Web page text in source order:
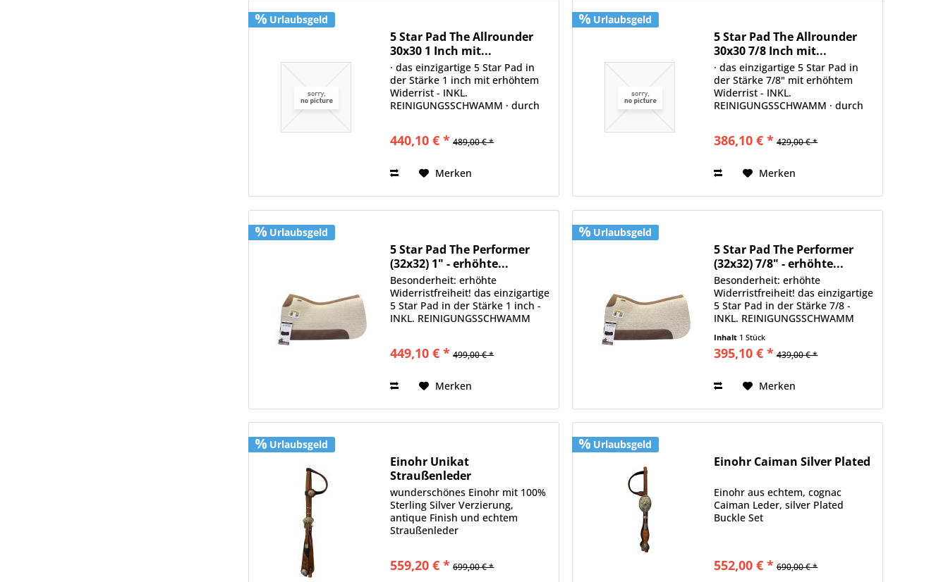
Urlaubsgeld
5 Star Pad The Allrounder
30x30 1 Inch mit...
· das einzigartige 5 Star Pad in
der Stärke 1 inch mit erhöhtem
Widerrist - INKL.
REINIGUNGSSCHWAMM · durch
weniger gegurtet werden muss ·
mehr...
440,10 € * 489,00 € *
Merken
Urlaubsgeld
5 Star Pad The Allrounder
30x30 7/8 Inch mit...
· das einzigartige 5 Star Pad in
der Stärke 7/8" mit erhöhtem
Widerrist - INKL.
REINIGUNGSSCHWAMM · durch
weniger gegurtet werden muss ·
mehr...
386,10 € * 429,00 € *
Merken
Urlaubsgeld
5 Star Pad The Performer
(32x32) 1" - erhöhte...
Besonderheit: erhöhte
Widerristfreiheit! das einzigartige
5 Star Pad in der Stärke 1 inch -
INKL. REINIGUNGSSCHWAMM
wodurch weniger gegurtet
enthällt...
449,10 € * 499,00 € *
Merken
Urlaubsgeld
5 Star Pad The Performer
(32x32) 7/8" - erhöhte...
Besonderheit: erhöhte
Widerristfreiheit! das einzigartige
5 Star Pad in der Stärke 7/8 -
INKL. REINIGUNGSSCHWAMM
Pads liegt der Sattel ruhig,
wodurch weniger gegurtet
enthällt...
Inhalt 1 Stück
395,10 € * 439,00 € *
Merken
Urlaubsgeld
Einohr Unikat
Straußenleder
wunderschönes Einohr mit 100%
Sterling Silver Verzierung,
antique Finish und echtem
Straußenleder
559,20 € * 699,00 € *
Urlaubsgeld
Einohr Caiman Silver Plated
Einohr aus echtem, cognac
Caiman Leder, silver Plated
Buckle Set
552,00 € * 690,00 € *